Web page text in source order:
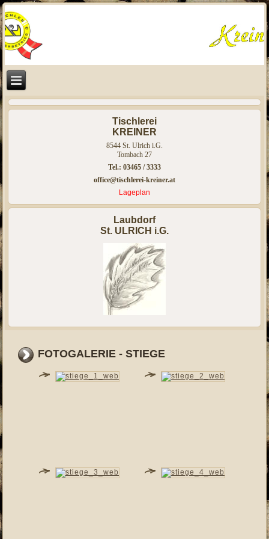
Tischlerei
KREINER
8544 St. Ulrich i.G.
Tombach 27
Tel.: 03465 / 3333
office@tischlerei-kreiner.at
Lageplan
Laubdorf
St. ULRICH i.G.
FOTOGALERIE - STIEGE